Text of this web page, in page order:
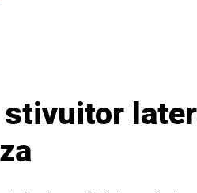
stivuitor